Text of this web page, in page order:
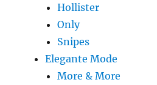
Hollister
Only
Snipes
Elegante Mode
More & More